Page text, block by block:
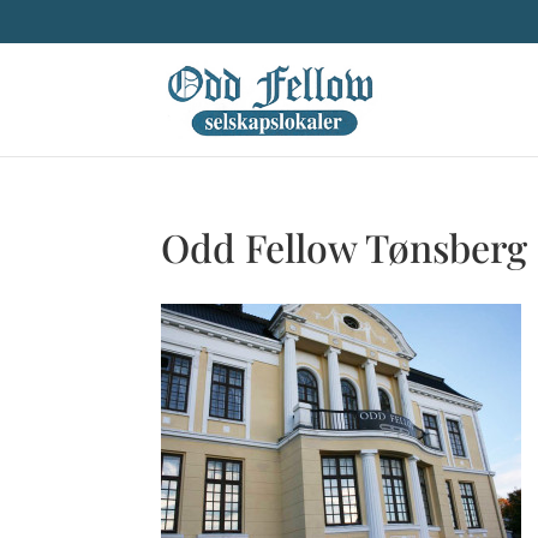
Odd Fellow Tønsberg